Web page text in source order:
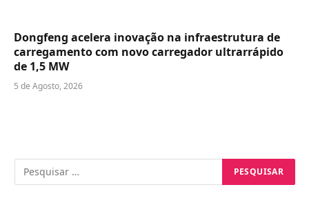
Dongfeng acelera inovação na infraestrutura de
carregamento com novo carregador ultrarrápido
de 1,5 MW
5 de Agosto, 2026